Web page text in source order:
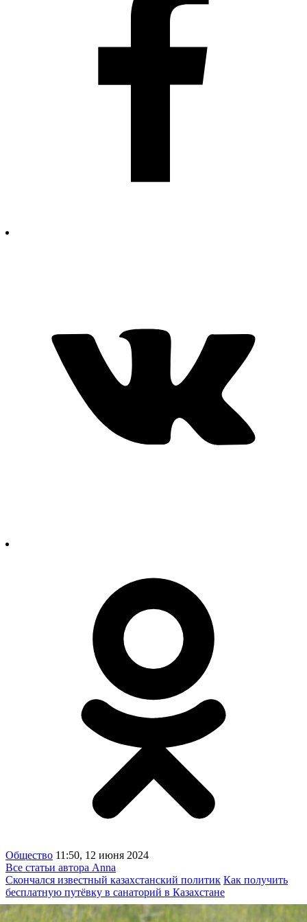
Общество 11:50, 12 июня 2024
Все статьи автора Anna
Скончался известный казахстанский политик Как получить
бесплатную путёвку в санаторий в Казахстане